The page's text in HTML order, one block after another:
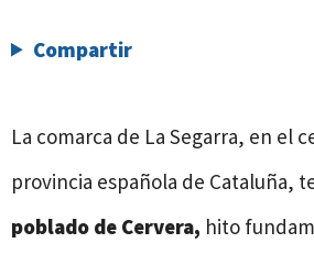
Compartir
La comarca de La Segarra, en el
provincia española de Cataluña,
poblado de Cervera, hito